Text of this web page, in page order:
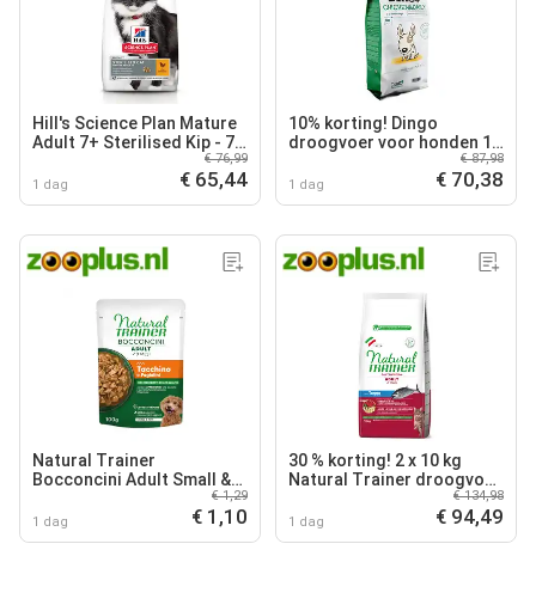
Hill's Science Plan Mature
Adult 7+ Sterilised Kip - 7
1 dag
€ 76,99
€ 65,44
10% korting! Dingo
droogvoer voor honden 12
1 dag
€ 87,98
€ 70,38
Natural Trainer
Bocconcini Adult Small &
Toy Hapjes in Saus - 100 g
Kalkoen
1 dag
€ 1,29
€ 1,10
30 % korting! 2 x 10 kg
Natural Trainer droogvoer
1 dag
€ 134,98
€ 94,49